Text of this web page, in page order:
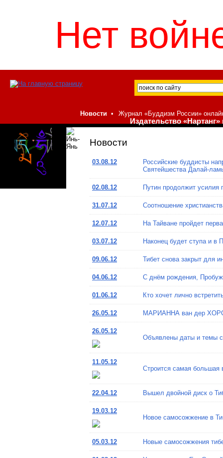
Новости • Журнал «Буддизм России»
Издательство «Нартанг»
Нет
Новости
03.08.12
Российские буддисты
Святейшества Далай-
02.08.12 Путин продолжит
31.07.12 Соотношение
12.07.12 На Тайване пройдет
03.07.12 Наконец будет ступа и в
09.06.12 Тибет снова закрыт для
04.06.12 С днём рождения,
01.06.12 Кто хочет лично
26.05.12 МАРИАННА ван дер
26.05.12
Объявлены даты и темы
11.05.12
Строится самая большая
22.04.12 Вышел двойной диск о
19.03.12
Новое самосожжение в
05.03.12 Новые самосожжения